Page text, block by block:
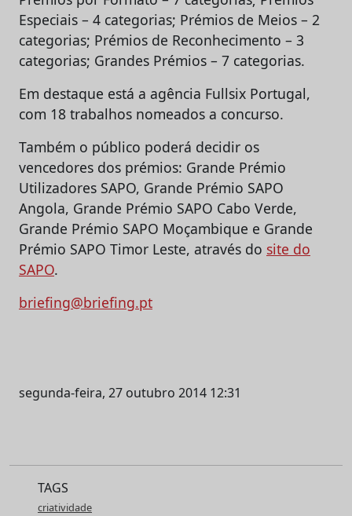
Especiais – 4 categorias; Prémios de Meios – 2
categorias; Prémios de Reconhecimento – 3
categorias; Grandes Prémios – 7 categorias.
Em destaque está a agência Fullsix Portugal,
com 18 trabalhos nomeados a concurso.
Também o público poderá decidir os
vencedores dos prémios: Grande Prémio
Utilizadores SAPO, Grande Prémio SAPO
Angola, Grande Prémio SAPO Cabo Verde,
Grande Prémio SAPO Moçambique e Grande
Prémio SAPO Timor Leste, através do site do
SAPO.
briefing@briefing.pt
segunda-feira, 27 outubro 2014 12:31
TAGS
criatividade